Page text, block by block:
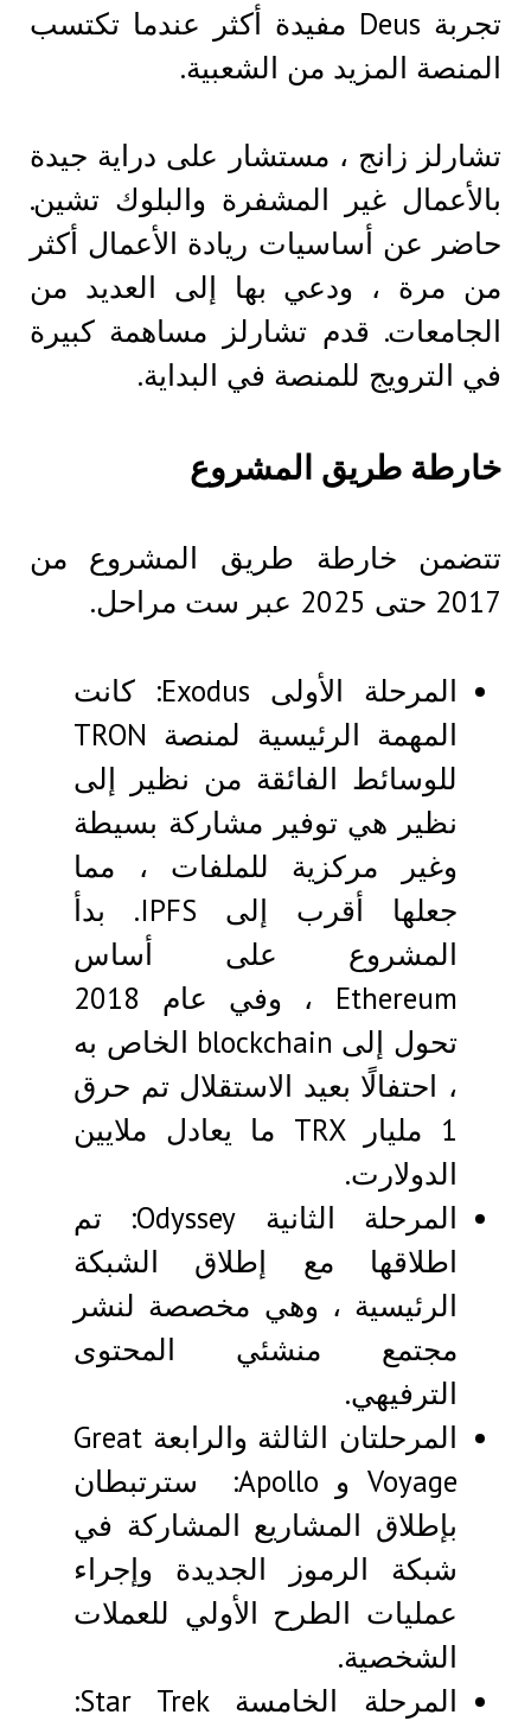
تجربة Deus مفيدة أكثر عندما تكتسب
المنصة المزيد من الشعبية.
تشارلز زانج ، مستشار على دراية جيدة
بالأعمال غير المشفرة والبلوك تشين.
حاضر عن أساسيات ريادة الأعمال أكثر
من مرة ، ودعي بها إلى العديد من
الجامعات. قدم تشارلز مساهمة كبيرة
في الترويج للمنصة في البداية.
خارطة طريق المشروع
تتضمن خارطة طريق المشروع من
2017 حتى 2025 عبر ست مراحل.
المرحلة الأولى Exodus: كانت
المهمة الرئيسية لمنصة TRON
للوسائط الفائقة من نظير إلى
نظير هي توفير مشاركة بسيطة
وغير مركزية للملفات ، مما
جعلها أقرب إلى IPFS. بدأ
المشروع على أساس
Ethereum ، وفي عام 2018
تحول إلى blockchain الخاص به
، احتفالًا بعيد الاستقلال تم حرق
1 مليار TRX ما يعادل ملايين
الدولارت.
المرحلة الثانية Odyssey: تم
اطلاقها مع إطلاق الشبكة
الرئيسية ، وهي مخصصة لنشر
مجتمع منشئي المحتوى
الترفيهي.
المرحلتان الثالثة والرابعة Great
Voyage و Apollo: سترتبطان
بإطلاق المشاريع المشاركة في
شبكة الرموز الجديدة وإجراء
عمليات الطرح الأولي للعملات
الشخصية.
المرحلة الخامسة Star Trek: